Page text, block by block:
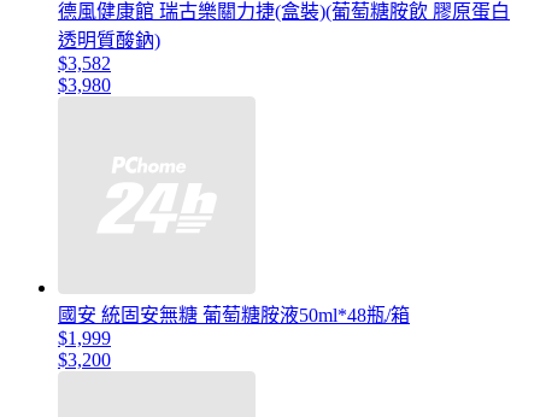
德風健康館 瑞古樂關力捷(盒裝)(葡萄糖胺飲 膠原蛋白
透明質酸鈉)
$3,582
$3,980
國安 統固安無糖 葡萄糖胺液50ml*48瓶/箱
$1,999
$3,200